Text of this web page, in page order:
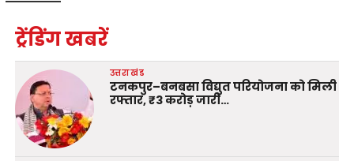
ट्रेंडिंग खबरें
उत्तराखंड
टनकपुर–बनबसा विद्युत परियोजना को मिली
रफ्तार, ₹3 करोड़ जारी…